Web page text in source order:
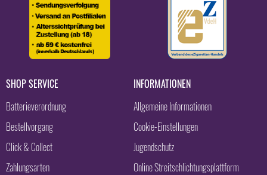
SHOP SERVICE
Batterieverordnung
Bestellvorgang
Click & Collect
Zahlungsarten
INFORMATIONEN
Allgemeine Informationen
Cookie-Einstellungen
Jugendschutz
Online Streitschlichtungsplattform